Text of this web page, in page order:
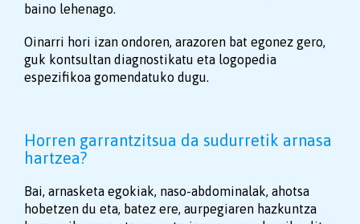
baino lehenago.
Oinarri hori izan ondoren, arazoren bat egonez gero,
guk kontsultan diagnostikatu eta logopedia
espezifikoa gomendatuko dugu.
Horren garrantzitsua da sudurretik arnasa
hartzea?
Bai, arnasketa egokiak, naso-abdominalak, ahotsa
hobetzen du eta, batez ere, aurpegiaren hazkuntza